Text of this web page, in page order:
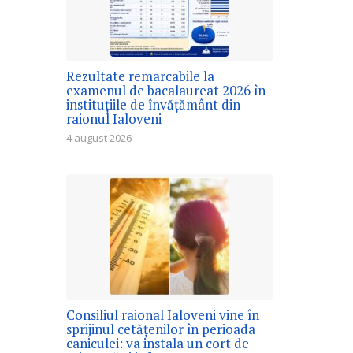
Rezultate remarcabile la
examenul de bacalaureat 2026 în
instituțiile de învățământ din
raionul Ialoveni
4 august 2026
Consiliul raional Ialoveni vine în
sprijinul cetățenilor în perioada
caniculei: va instala un cort de